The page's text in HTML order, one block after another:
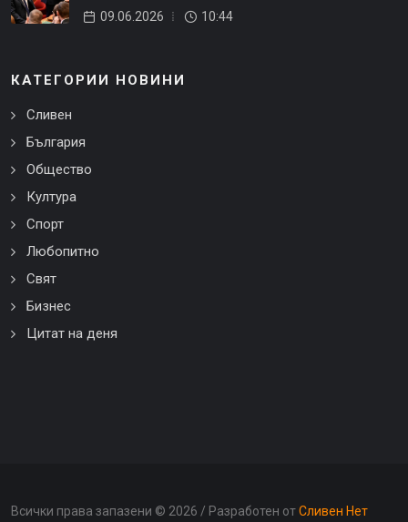
09.06.2026
10:44
КАТЕГОРИИ НОВИНИ
Сливен
България
Общество
Култура
Спорт
Любопитно
Свят
Бизнес
Цитат на деня
Всички права запазени © 2026 / Разработен отСливен Нет